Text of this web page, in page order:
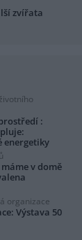
zvířata
:
energetiky
v domě
organizace
Výstava 50